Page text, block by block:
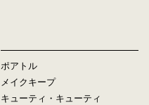
ポアトル
メイクキープ
キューティ・キューティ